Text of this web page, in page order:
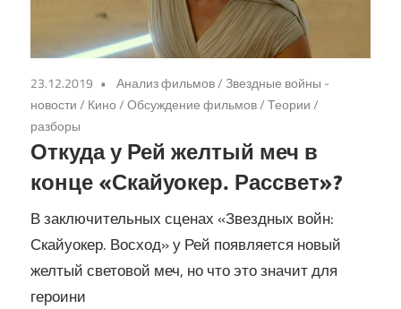
23.12.2019 Анализ фильмов/Звездные войны -
новости/ Кино/Обсуждение фильмов/Теории /
разборы
Откуда у Рей желтый меч в
конце «Скайуокер. Рассвет»?
В заключительных сценах «Звездных войн:
Скайуокер. Восход» у Рей появляется новый
желтый световой меч, но что это значит для
героини